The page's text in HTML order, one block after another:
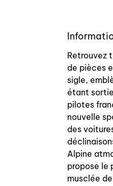
Retrouvez
de pièces
sigle,
étant
pilotes
nouvelle
des
Alpine
propose le
musclée